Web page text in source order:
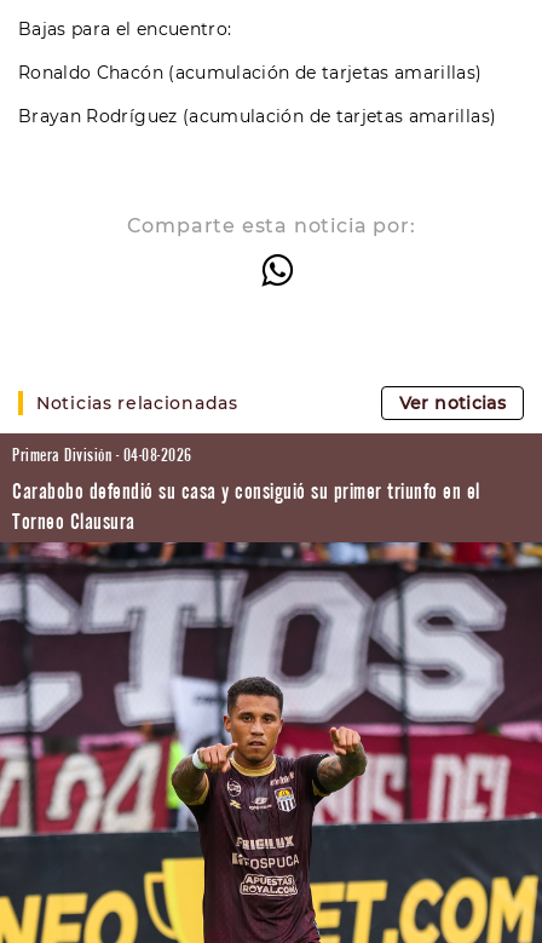
Bajas para el encuentro:
Ronaldo Chacón (acumulación de tarjetas amarillas)
Brayan Rodríguez (acumulación de tarjetas amarillas)
Comparte esta noticia por:
Noticias relacionadas Ver noticias
Primera División - 04-08-2026
Carabobo defendió su casa y consiguió su primer triunfo en el
Torneo Clausura